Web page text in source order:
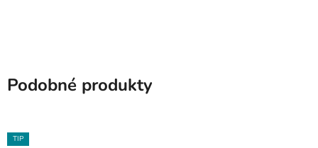
Podobné produkty
TIP